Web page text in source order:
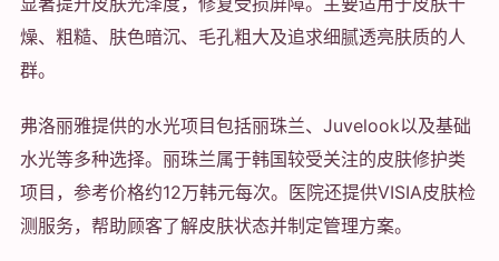
燥、粗糙、肤色暗沉、毛孔粗大及追求细腻透亮肤质的人
群。
弗洛丽雅提供的水光项目包括丽珠兰、Juvelook以及基础
水光等多种选择。丽珠兰属于韩国较受关注的皮肤修护类
项目，参考价格约12万韩元每次。医院还提供VISIA皮肤检
测服务，帮助顾客了解皮肤状态并制定管理方案。